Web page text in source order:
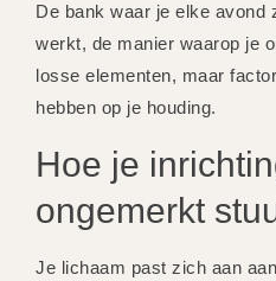
De bank waar je elke avond
werkt, de manier waarop je
losse elementen, maar
hebben op je houding.
Hoe je
ongemerkt
Je lichaam past zich aan